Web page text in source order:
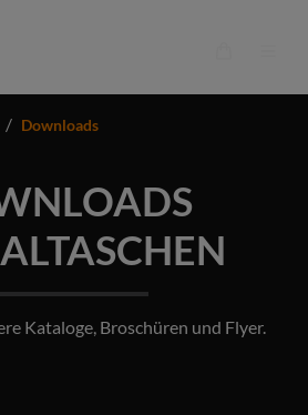
/ Downloads
Kataloge, Broschüren und Flyer.